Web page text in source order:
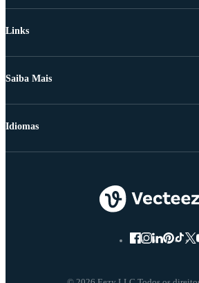
Links
Saiba Mais
Idiomas